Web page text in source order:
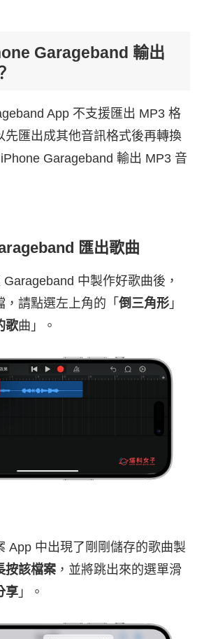
Garageband 輸出
App 不支援匯出 MP3 格
先匯出成其他音訊格式後再轉換
Garageband 輸出 MP3 音
匯出歌曲
中製作好歌曲後，
請點選左上角的「 倒三角形 」
歌曲」。
App 中出現了剛剛儲存的歌曲製
按該檔案 ，並將跳出來的選單滑
享 」。